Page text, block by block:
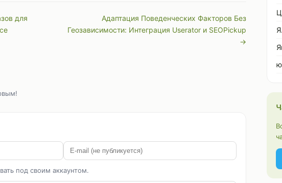
для
Адаптация Поведенческих Факторов Без
Геозависимости: Интеграция Userator и SEOPickup
→
под своим аккаунтом.